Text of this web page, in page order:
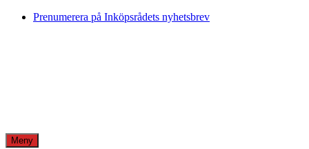
Skip
Prenumerera på Inköpsrådets nyhetsbrev
Meny